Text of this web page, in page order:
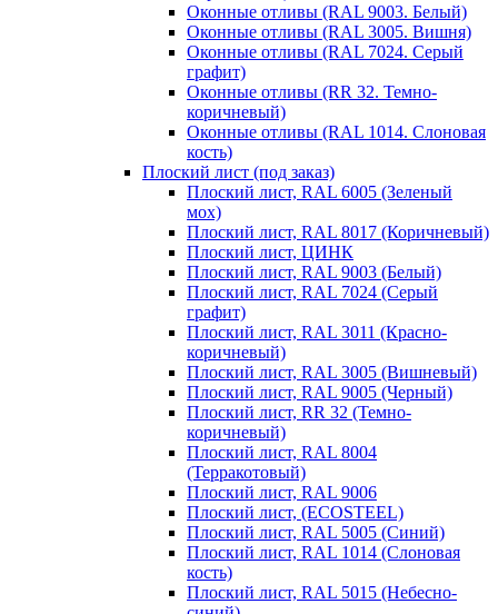
Оконные отливы (RAL 9003. Белый)
Оконные отливы (RAL 3005. Вишня)
Оконные отливы (RAL 7024. Серый
графит)
Оконные отливы (RR 32. Темно-
коричневый)
Оконные отливы (RAL 1014. Слоновая
кость)
Плоский лист (под заказ)
Плоский лист, RAL 6005 (Зеленый
мох)
Плоский лист, RAL 8017 (Коричневый)
Плоский лист, ЦИНК
Плоский лист, RAL 9003 (Белый)
Плоский лист, RAL 7024 (Серый
графит)
Плоский лист, RAL 3011 (Красно-
коричневый)
Плоский лист, RAL 3005 (Вишневый)
Плоский лист, RAL 9005 (Черный)
Плоский лист, RR 32 (Темно-
коричневый)
Плоский лист, RAL 8004
(Терракотовый)
Плоский лист, RAL 9006
Плоский лист, (ECOSTEEL)
Плоский лист, RAL 5005 (Синий)
Плоский лист, RAL 1014 (Слоновая
кость)
Плоский лист, RAL 5015 (Небесно-